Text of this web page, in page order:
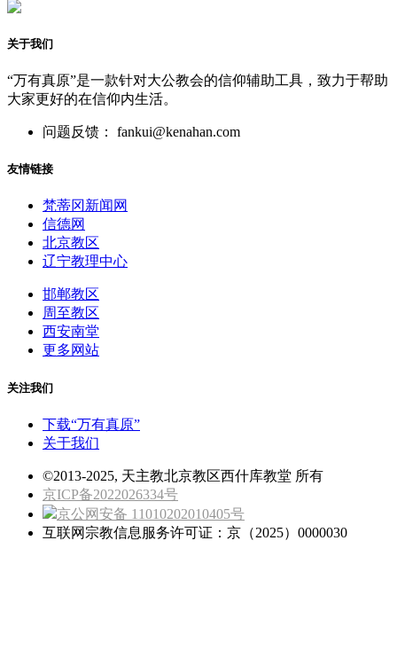
关于我们
“万有真原”是一款针对大公教会的信仰辅助工具，致力于帮助
大家更好的在信仰内生活。
问题反馈： fankui@kenahan.com
友情链接
梵蒂冈新闻网
信德网
北京教区
辽宁教理中心
邯郸教区
周至教区
西安南堂
更多网站
关注我们
下载“万有真原”
关于我们
©2013-2025, 天主教北京教区西什库教堂 所有
京ICP备2022026334号
京公网安备 11010202010405号
互联网宗教信息服务许可证：京（2025）0000030